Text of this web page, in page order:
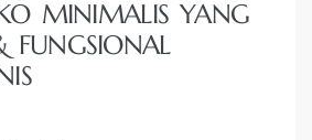
MINIMALIS YANG
FUNGSIONAL